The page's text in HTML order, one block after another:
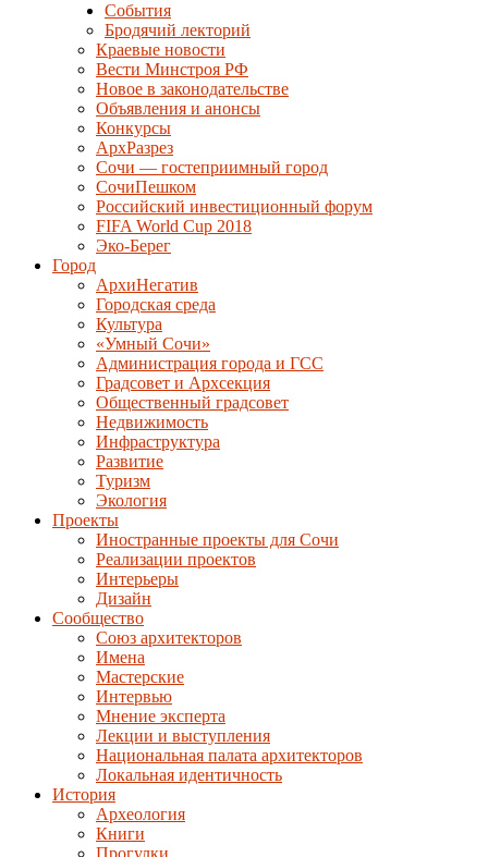
События
Бродячий лекторий
Краевые новости
Вести Минстроя РФ
Новое в законодательстве
Объявления и анонсы
Конкурсы
АрхРазрез
Сочи — гостеприимный город
СочиПешком
Российский инвестиционный форум
FIFA World Cup 2018
Эко-Берег
Город
АрхиНегатив
Городская среда
Культура
«Умный Сочи»
Администрация города и ГСС
Градсовет и Архсекция
Общественный градсовет
Недвижимость
Инфраструктура
Развитие
Туризм
Экология
Проекты
Иностранные проекты для Сочи
Реализации проектов
Интерьеры
Дизайн
Сообщество
Союз архитекторов
Имена
Мастерские
Интервью
Мнение эксперта
Лекции и выступления
Национальная палата архитекторов
Локальная идентичность
История
Археология
Книги
Прогулки